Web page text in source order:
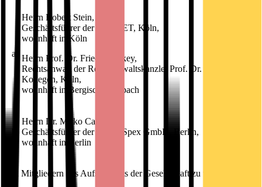
a)
Herrn Robert Stein,
Geschäftsführer der CAPNET, Köln,
wohnhaft in Köln
Herrn Prof. Dr. Friedrich Ekey,
Rechtsanwalt der Rechtsanwaltskanzlei Prof. Dr. Ekey &
Kollegen, Köln,
wohnhaft in Bergisch Gladbach
Herrn Dr. Mirko Caspar,
Geschäftsführer der Mister Spex GmbH, Berlin,
wohnhaft in Berlin
zu Mitgliedern des Aufsichtsrats der Gesellschaft zu wählen.